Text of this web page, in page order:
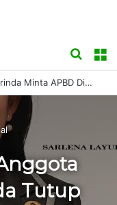
Search
for
Evaluasi Awal KUA 2027, DPRD Samarinda Minta APBD Disusun Sesuai Kemampuan Fiskal
Tutup